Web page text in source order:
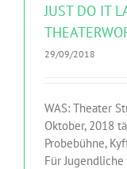
JUST DO IT
29/09/2018
WAS: Theater
Oktober, 2018
Probebühne,
Für